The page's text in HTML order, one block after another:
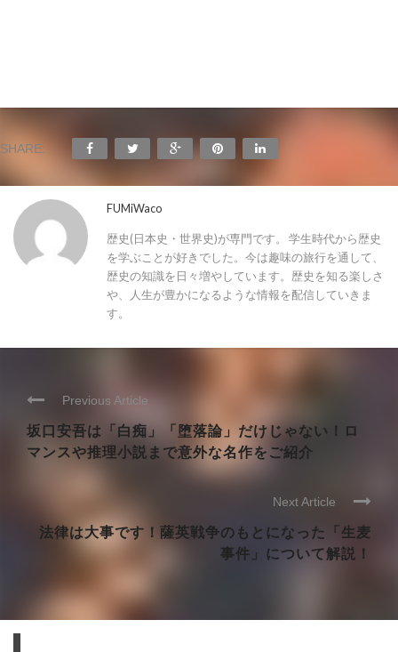
SHARE:
FUMiWaco
歴史(日本史・世界史)が専門です。 学生時代から歴史
を学ぶことが好きでした。今は趣味の旅行を通して、
歴史の知識を日々増やしています。歴史を知る楽しさ
や、人生が豊かになるような情報を配信していきま
す。
Previous Article
坂口安吾は「白痴」「堕落論」だけじゃない！ロ
マンスや推理小説まで意外な名作をご紹介
Next Article
法律は大事です！薩英戦争のもとになった「生麦
事件」について解説！